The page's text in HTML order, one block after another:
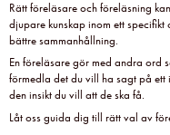
Rätt föreläsare och föreläsning
djupare kunskap inom ett
bättre sammanhållning.
En föreläsare gör med andra ord
förmedla det du vill ha sagt på ett
den insikt du vill att de ska få.
Låt oss guida dig till rätt val av